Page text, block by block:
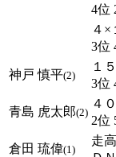
4位
４×
3位
神戸 慎平(2)
１
3位
青島 虎太郎(2)
４
2位
倉田 琉偉(1)
走